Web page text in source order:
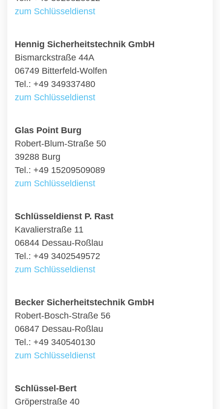
zum Schlüsseldienst
Hennig Sicherheitstechnik GmbH
Bismarckstraße 44A
06749 Bitterfeld-Wolfen
Tel.: +49 349337480
zum Schlüsseldienst
Glas Point Burg
Robert-Blum-Straße 50
39288 Burg
Tel.: +49 15209509089
zum Schlüsseldienst
Schlüsseldienst P. Rast
Kavalierstraße 11
06844 Dessau-Roßlau
Tel.: +49 3402549572
zum Schlüsseldienst
Becker Sicherheitstechnik GmbH
Robert-Bosch-Straße 56
06847 Dessau-Roßlau
Tel.: +49 340540130
zum Schlüsseldienst
Schlüssel-Bert
Gröperstraße 40